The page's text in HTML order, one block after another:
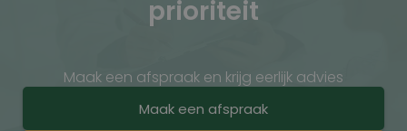
prioriteit
Maak een afspraak en krijg eerlijk advies
Maak een afspraak